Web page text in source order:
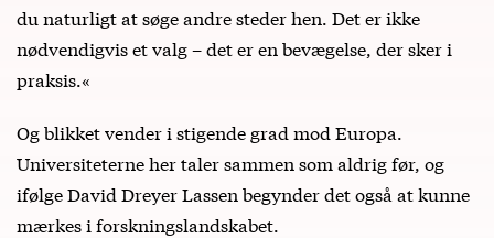
du naturligt at søge andre steder hen. Det er ikke
nødvendigvis et valg – det er en bevægelse, der sker i
praksis.«
Og blikket vender i stigende grad mod Europa.
Universiteterne her taler sammen som aldrig før, og
ifølge David Dreyer Lassen begynder det også at kunne
mærkes i forskningslandskabet.